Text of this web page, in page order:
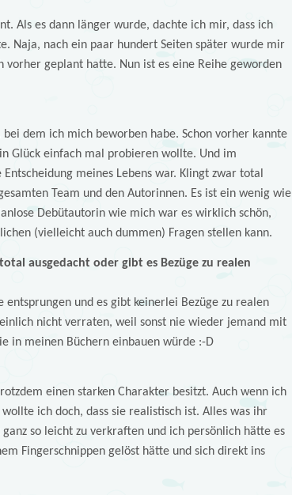
Als es dann länger wurde, dachte ich mir, dass ich
Naja, nach ein paar hundert Seiten später wurde mir
vorher geplant hatte. Nun ist es eine Reihe geworden
dem ich mich beworben habe. Schon vorher kannte
Glück einfach mal probieren wollte. Und im
meines Lebens war. Klingt zwar total
Team und den Autorinnen. Es ist ein wenig wie
Debütautorin wie mich war es wirklich schön,
(vielleicht auch dummen) Fragen stellen kann.
ausgedacht oder gibt es Bezüge zu realen
und es gibt keinerlei Bezüge zu realen
nicht verraten, weil sonst nie wieder jemand mit
in meinen Büchern einbauen würde :-D
einen starken Charakter besitzt. Auch wenn ich
ich doch, dass sie realistisch ist. Alles was ihr
so leicht zu verkraften und ich persönlich hätte es
Fingerschnippen gelöst hätte und sich direkt ins